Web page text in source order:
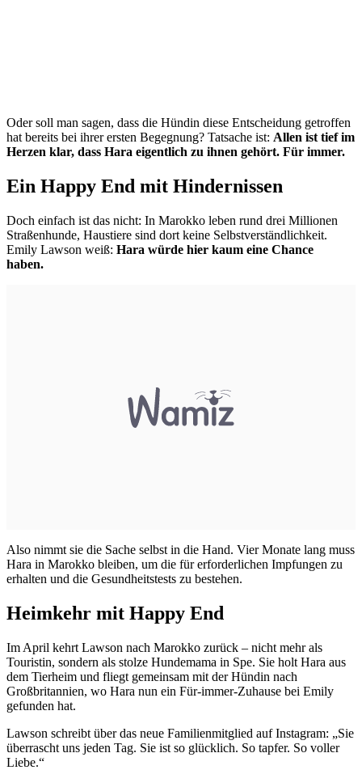
Oder soll man sagen, dass die Hündin diese Entscheidung getroffen
hat bereits bei ihrer ersten Begegnung? Tatsache ist: Allen ist tief im
Herzen klar, dass Hara eigentlich zu ihnen gehört. Für immer.
Ein Happy End mit Hindernissen
Doch einfach ist das nicht: In Marokko leben rund drei Millionen
Straßenhunde, Haustiere sind dort keine Selbstverständlichkeit.
Emily Lawson weiß: Hara würde hier kaum eine Chance
haben.
Also nimmt sie die Sache selbst in die Hand. Vier Monate lang muss
Hara in Marokko bleiben, um die für erforderlichen Impfungen zu
erhalten und die Gesundheitstests zu bestehen.
Heimkehr mit Happy End
Im April kehrt Lawson nach Marokko zurück – nicht mehr als
Touristin, sondern als stolze Hundemama in Spe. Sie holt Hara aus
dem Tierheim und fliegt gemeinsam mit der Hündin nach
Großbritannien, wo Hara nun ein Für-immer-Zuhause bei Emily
gefunden hat.
Lawson schreibt über das neue Familienmitglied auf Instagram: „Sie
überrascht uns jeden Tag. Sie ist so glücklich. So tapfer. So voller
Liebe.“